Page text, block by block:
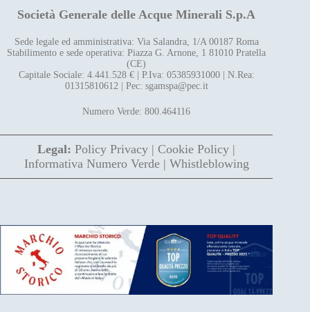
Società Generale delle Acque Minerali S.p.A
Sede legale ed amministrativa: Via Salandra, 1/A 00187 Roma
Stabilimento e sede operativa: Piazza G. Arnone, 1 81010 Pratella
(CE)
Capitale Sociale: 4.441.528 € | P.Iva: 05385931000 | N.Rea:
01315810612 | Pec: sgamspa@pec.it
Numero Verde: 800.464116
Legal: Policy Privacy |Cookie Policy |
Informativa Numero Verde| Whistleblowing